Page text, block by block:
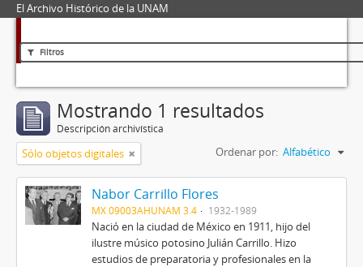
El Archivo Histórico de la UNAM
Filtros
Mostrando 1 resultados
Descripción archivística
Sólo objetos digitales Ordenar por: Alfabético
Nabor Carrillo Flores
MX 09003AHUNAM 3.4 1932-1989
Nació en la ciudad de México en 1911, hijo del
ilustre músico potosino Julián Carrillo. Hizo
estudios de preparatoria y profesionales en la